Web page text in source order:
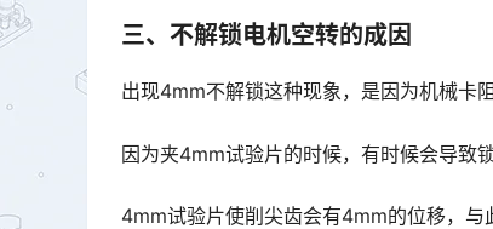
三、不解锁电机空转的成因
出现4mm不解锁这种现象，是因为机械卡阻
因为夹4mm试验片的时候，有时候会导致
4mm试验片使削尖齿会有4mm的位移，